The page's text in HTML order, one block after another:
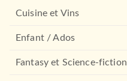
Cuisine et Vins
Enfant / Ados
Fantasy et Science-fiction